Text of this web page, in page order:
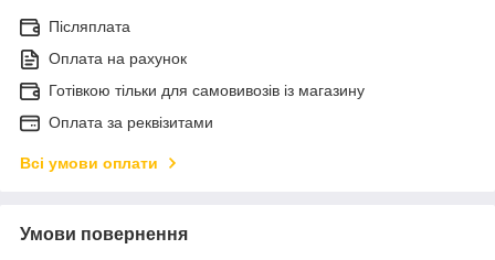
Післяплата
Оплата на рахунок
Готівкою тільки для самовивозів із магазину
Оплата за реквізитами
Всі умови оплати
Умови повернення